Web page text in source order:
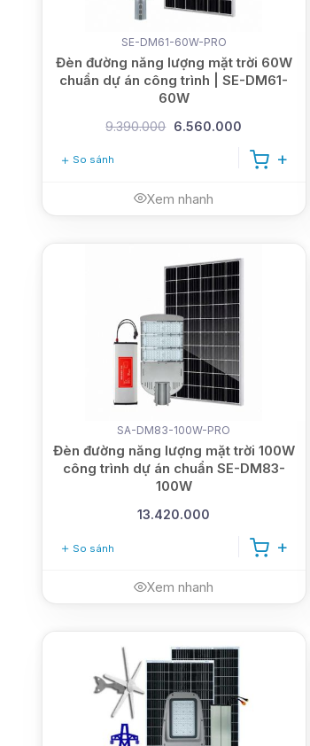
SE-DM61-60W-PRO
Đèn đường năng lượng mặt trời 60W
chuẩn dự án công trình | SE-DM61-
60W
9.390.000 6.560.000
So sánh
Xem nhanh
SA-DM83-100W-PRO
Đèn đường năng lượng mặt trời 100W
công trình dự án chuẩn SE-DM83-
100W
13.420.000
So sánh
Xem nhanh